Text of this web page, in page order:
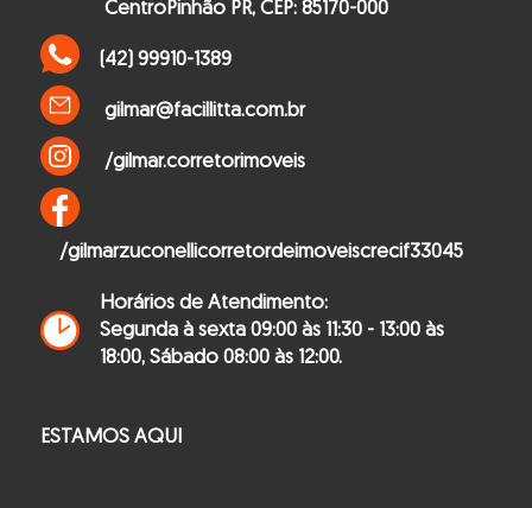
CentroPinhão PR, CEP: 85170-000
(42) 99910-1389
gilmar@facillitta.com.br
/gilmar.corretorimoveis
/gilmarzuconellicorretordeimoveiscrecif33045
Horários de Atendimento:
Segunda à sexta 09:00 às 11:30 - 13:00 às
18:00, Sábado 08:00 às 12:00.
ESTAMOS AQUI